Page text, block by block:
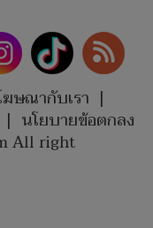
ฆษณากับเรา |
| นโยบายข้อตกลง
All right